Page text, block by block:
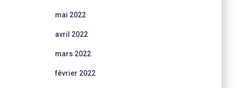
mai 2022
avril 2022
mars 2022
février 2022